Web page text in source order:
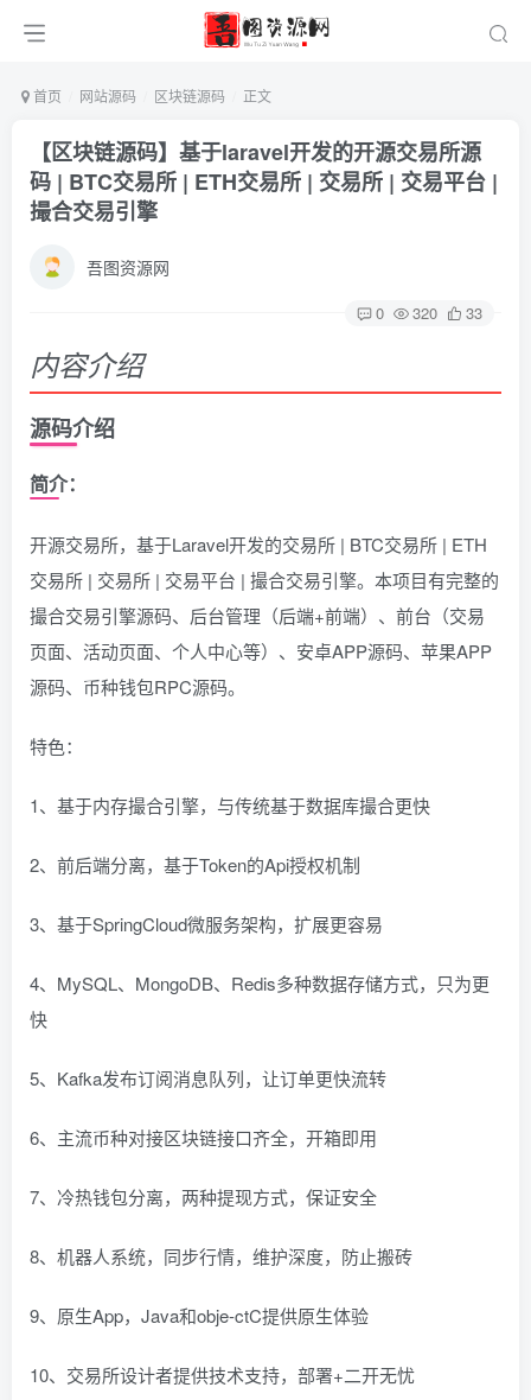
首页 网站源码 区块链源码 正文
【区块链源码】基于laravel开发的开源交易所源
码 | BTC交易所 | ETH交易所 | 交易所 | 交易平台 |
撮合交易引擎
吾图资源网
0 320 33
内容介绍
源码介绍
简介：
开源交易所，基于Laravel开发的交易所 | BTC交易所 | ETH
交易所 | 交易所 | 交易平台 | 撮合交易引擎。本项目有完整的
撮合交易引擎源码、后台管理（后端+前端）、前台（交易
页面、活动页面、个人中心等）、安卓APP源码、苹果APP
源码、币种钱包RPC源码。
特色：
1、基于内存撮合引擎，与传统基于数据库撮合更快
2、前后端分离，基于Token的Api授权机制
3、基于SpringCloud微服务架构，扩展更容易
4、MySQL、MongoDB、Redis多种数据存储方式，只为更
快
5、Kafka发布订阅消息队列，让订单更快流转
6、主流币种对接区块链接口齐全，开箱即用
7、冷热钱包分离，两种提现方式，保证安全
8、机器人系统，同步行情，维护深度，防止搬砖
9、原生App，Java和obje-ctC提供原生体验
10、交易所设计者提供技术支持，部署+二开无忧